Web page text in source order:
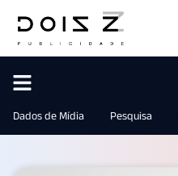
Dados de Mídia Pesquisa